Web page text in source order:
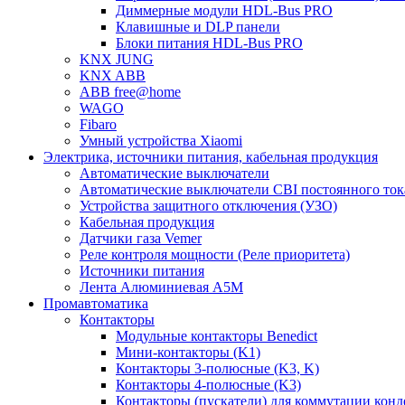
Диммерные модули HDL-Bus PRO
Клавишные и DLP панели
Блоки питания HDL-Bus PRO
KNX JUNG
KNX ABB
ABB free@home
WAGO
Fibaro
Умный устройства Xiaomi
Электрика, источники питания, кабельная продукция
Автоматические выключатели
Автоматические выключатели CBI постоянного
Устройства защитного отключения (УЗО)
Кабельная продукция
Датчики газа Vemer
Реле контроля мощности (Реле приоритета)
Источники питания
Лента Алюминиевая А5М
Промавтоматика
Контакторы
Модульные контакторы Benedict
Мини-контакторы (K1)
Контакторы 3-полюсные (K3, K)
Контакторы 4-полюсные (K3)
Контакторы (пускатели) для коммутации